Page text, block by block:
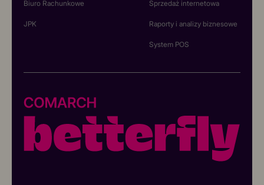
Biuro Rachunkowe
JPK
Sprzedaż internetowa
Raporty i analizy biznesowe
System POS